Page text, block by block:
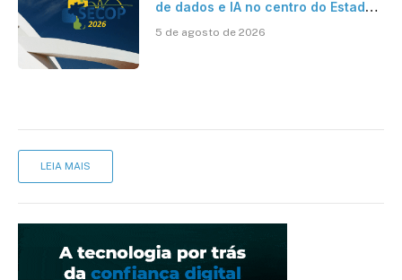
de dados e IA no centro do Estado
5 de agosto de 2026
LEIA MAIS